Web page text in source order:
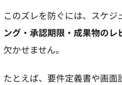
このズレを防ぐには、スケジ
ング・承認期限・成果物のレ
欠かせません。
たとえば、要件定義書や画